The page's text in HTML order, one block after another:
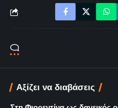
Αξίζει να διαβάσεις